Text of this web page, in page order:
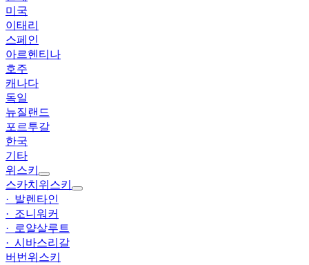
미국
이태리
스페인
아르헨티나
호주
캐나다
독일
뉴질랜드
포르투갈
한국
기타
위스키
스카치위스키
· 발렌타인
· 조니워커
· 로얄살루트
· 시바스리갈
버번위스키